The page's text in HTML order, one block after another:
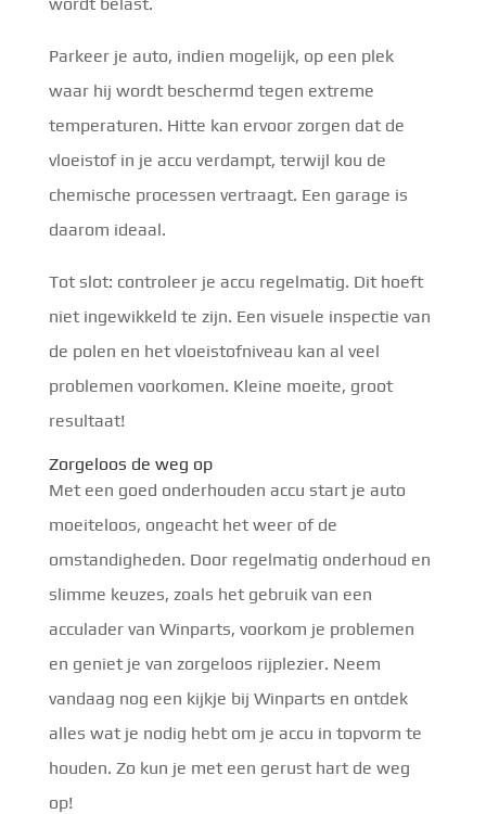
Parkeer je auto, indien mogelijk, op een plek
waar hij wordt beschermd tegen extreme
temperaturen. Hitte kan ervoor zorgen dat de
vloeistof in je accu verdampt, terwijl kou de
chemische processen vertraagt. Een garage is
daarom ideaal.
Tot slot: controleer je accu regelmatig. Dit hoeft
niet ingewikkeld te zijn. Een visuele inspectie van
de polen en het vloeistofniveau kan al veel
problemen voorkomen. Kleine moeite, groot
resultaat!
Zorgeloos de weg op
Met een goed onderhouden accu start je auto
moeiteloos, ongeacht het weer of de
omstandigheden. Door regelmatig onderhoud en
slimme keuzes, zoals het gebruik van een
acculader van Winparts, voorkom je problemen
en geniet je van zorgeloos rijplezier. Neem
vandaag nog een kijkje bij Winparts en ontdek
alles wat je nodig hebt om je accu in topvorm te
houden. Zo kun je met een gerust hart de weg
op!